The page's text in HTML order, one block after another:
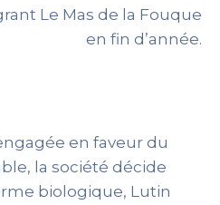
Le Mas de la Fouque
en fin d’année.
en faveur du
la société décide
biologique, Lutin